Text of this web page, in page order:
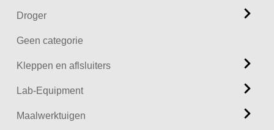
Droger
Geen categorie
Kleppen en aflsluiters
Lab-Equipment
Maalwerktuigen